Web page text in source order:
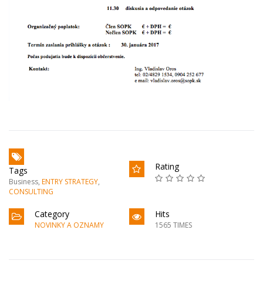
Tags
Business, ENTRY STRATEGY,
CONSULTING
Rating
Category
NOVINKY A OZNAMY
Hits
1565 TIMES